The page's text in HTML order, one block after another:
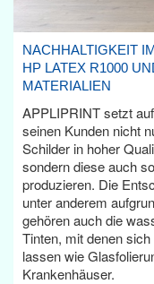
NACHHALTIGKEIT
HP LATEX R1000
MATERIALIEN
APPLIPRINT setzt
seinen Kunden nicht
Schilder in hoher
sondern diese auch
produzieren. Die
unter anderem
gehören auch die
Tinten, mit denen
lassen wie
Krankenhäuser.